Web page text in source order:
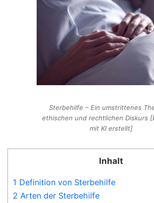
Sterbehilfe – Ein umstrittenes
ethischen und rechtlichen Diskurs
mit KI erstellt]
Inhalt
1 Definition von Sterbehilfe
2 Arten der Sterbehilfe